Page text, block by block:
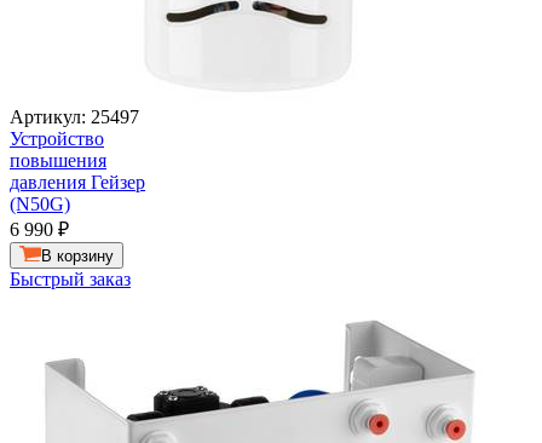
Артикул: 25497
Устройство
повышения
давления Гейзер
(N50G)
6 990 ₽
В корзину
Быстрый заказ